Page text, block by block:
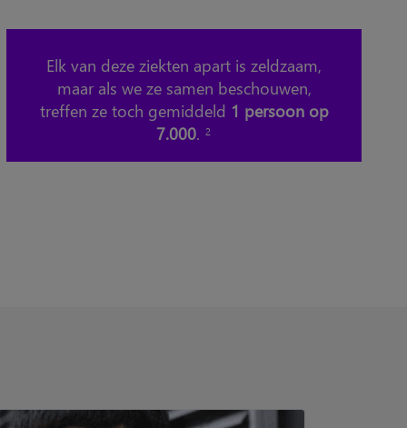
Elk van deze ziekten apart is zeldzaam,
maar als we ze samen beschouwen,
treffen ze toch gemiddeld 1 persoon op
7.000. 2